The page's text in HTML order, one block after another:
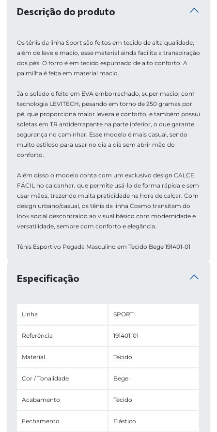
Descrição do produto
Os tênis da linha Sport são feitos em tecido de alta qualidade,
além de leve e macio, esse material ainda facilita a transpiração
dos pés. O forro é em tecido espumado de alto conforto. A
palmilha é feita em material macio.
Já o solado é feito em EVA emborrachado, super macio, com
tecnologia LEVITECH, pesando em torno de 250 gramas por
pé, que proporciona maior leveza e conforto, e também possui
soletas em TR antiderrapante na parte inferior, o que garante
segurança no caminhar. Esse modelo é mais casual, sendo
muito estiloso para usar no dia a dia sem abrir mão do
conforto.
Além disso o modelo conta com um exclusivo design CALCE
FÁCIL no calcanhar, que permite usá-lo de forma rápida e sem
usar mãos, trazendo muita praticidade na hora de calçar. Com
design urbano/casual, os tênis da linha Cosmo transitam do
look social descontraído ao visual básico com modernidade e
versatilidade, sempre com conforto e elegância.
Tênis Esportivo Pegada Masculino em Tecido Bege 191401-01
Especificação
Linha SPORT
Referência 191401-01
Material Tecido
Cor / Tonalidade Bege
Acabamento Tecido
Fechamento Elástico